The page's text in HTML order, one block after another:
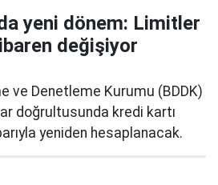
yeni dönem: Limitler
değişiyor
ve Denetleme Kurumu (BDDK)
doğrultusunda kredi kartı
yeniden hesaplanacak.